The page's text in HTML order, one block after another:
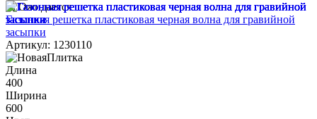
Ожидается
Газонная решетка пластиковая черная волна для гравийной
засыпки
Артикул: 1230110
Длина
400
Ширина
600